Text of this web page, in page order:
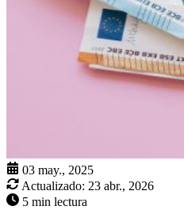
03 may., 2025
Actualizado: 23 abr., 2026
5 min lectura